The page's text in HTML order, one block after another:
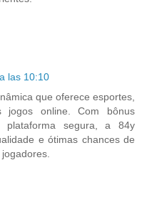
las 10:10
que oferece esportes,
jogos online. Com bônus
plataforma segura, a 84y
e ótimas chances de